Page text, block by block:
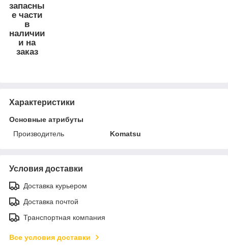
запасны
е части
в
наличии
и на
заказ
Характеристики
Основные атрибуты
Производитель
Komatsu
Условия доставки
Доставка курьером
Доставка почтой
Транспортная компания
Все условия доставки